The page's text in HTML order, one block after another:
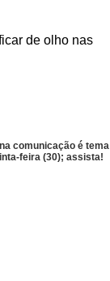
de olho nas
comunicação é tema
feira (30); assista!